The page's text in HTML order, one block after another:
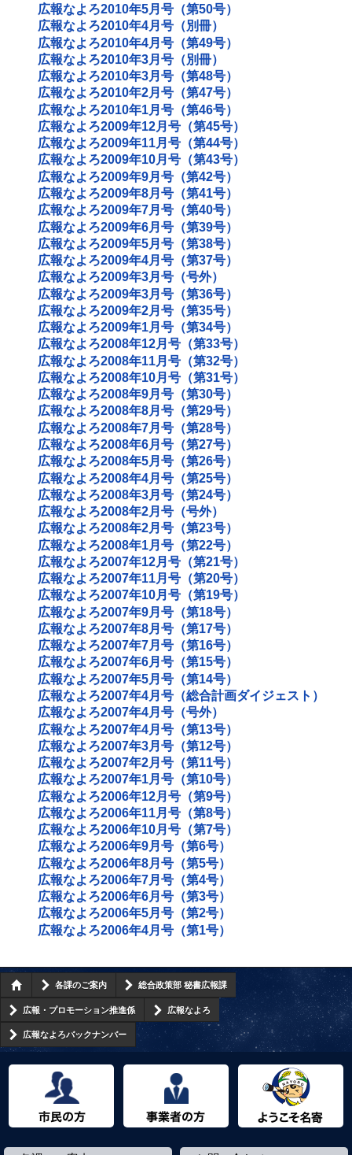
広報なよろ2010年5月号（第50号）
広報なよろ2010年4月号（別冊）
広報なよろ2010年4月号（第49号）
広報なよろ2010年3月号（別冊）
広報なよろ2010年3月号（第48号）
広報なよろ2010年2月号（第47号）
広報なよろ2010年1月号（第46号）
広報なよろ2009年12月号（第45号）
広報なよろ2009年11月号（第44号）
広報なよろ2009年10月号（第43号）
広報なよろ2009年9月号（第42号）
広報なよろ2009年8月号（第41号）
広報なよろ2009年7月号（第40号）
広報なよろ2009年6月号（第39号）
広報なよろ2009年5月号（第38号）
広報なよろ2009年4月号（第37号）
広報なよろ2009年3月号（号外）
広報なよろ2009年3月号（第36号）
広報なよろ2009年2月号（第35号）
広報なよろ2009年1月号（第34号）
広報なよろ2008年12月号（第33号）
広報なよろ2008年11月号（第32号）
広報なよろ2008年10月号（第31号）
広報なよろ2008年9月号（第30号）
広報なよろ2008年8月号（第29号）
広報なよろ2008年7月号（第28号）
広報なよろ2008年6月号（第27号）
広報なよろ2008年5月号（第26号）
広報なよろ2008年4月号（第25号）
広報なよろ2008年3月号（第24号）
広報なよろ2008年2月号（号外）
広報なよろ2008年2月号（第23号）
広報なよろ2008年1月号（第22号）
広報なよろ2007年12月号（第21号）
広報なよろ2007年11月号（第20号）
広報なよろ2007年10月号（第19号）
広報なよろ2007年9月号（第18号）
広報なよろ2007年8月号（第17号）
広報なよろ2007年7月号（第16号）
広報なよろ2007年6月号（第15号）
広報なよろ2007年5月号（第14号）
広報なよろ2007年4月号（総合計画ダイジェスト）
広報なよろ2007年4月号（号外）
広報なよろ2007年4月号（第13号）
広報なよろ2007年3月号（第12号）
広報なよろ2007年2月号（第11号）
広報なよろ2007年1月号（第10号）
広報なよろ2006年12月号（第9号）
広報なよろ2006年11月号（第8号）
広報なよろ2006年10月号（第7号）
広報なよろ2006年9月号（第6号）
広報なよろ2006年8月号（第5号）
広報なよろ2006年7月号（第4号）
広報なよろ2006年6月号（第3号）
広報なよろ2006年5月号（第2号）
広報なよろ2006年4月号（第1号）
各課のご案内 総合政策部 秘書広報課
広報・プロモーション推進係 広報なよろ
広報なよろバックナンバー